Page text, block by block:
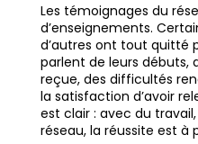
Les témoignages du
d’enseignements.
d’autres ont tout quitté
parlent de leurs débuts,
reçue, des difficultés
la satisfaction d’avoir
est clair : avec du
réseau, la réussite est à